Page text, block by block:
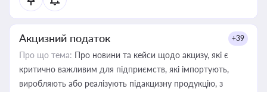
Акцизний податок +39
Про що тема: Про новини та кейси щодо акцизу, які є
критично важливим для підприємств, які імпортують,
виробляють або реалізують підакцизну продукцію, з